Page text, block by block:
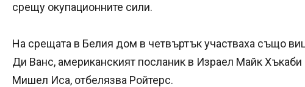
срещу окупационните сили.
На срещата в Белия дом в четвъртък участваха също
Ди Ванс, американският посланик в Израел Майк
Мишел Иса, отбелязва Ройтерс.